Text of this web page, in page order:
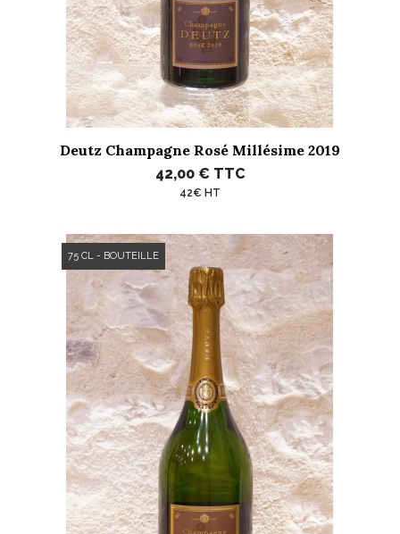
Deutz Champagne Rosé Millésime 2019
42,00 € TTC
42€ HT
75 CL - BOUTEILLE